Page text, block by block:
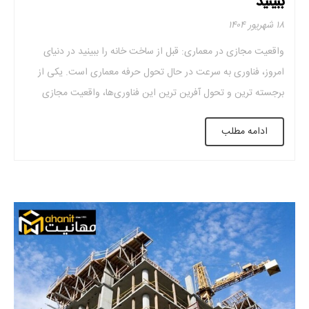
۱۸ شهریور ۱۴۰۴
واقعیت مجازی در معماری: قبل از ساخت خانه را ببینید در دنیای
امروز، فناوری به ‌سرعت در حال تحول حرفه معماری است. یکی از
برجسته ‌ترین و تحول‌ آفرین ‌ترین این فناوری‌ها، واقعیت مجازی
نقشه‌های فنی، به کارفرما و طراح اجازه می‌دهد پیش […]
ادامه مطلب